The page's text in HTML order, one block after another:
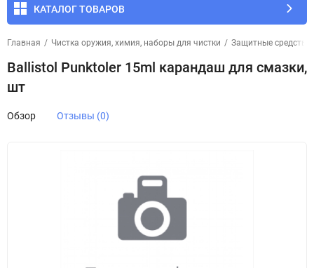
КАТАЛОГ ТОВАРОВ
Главная / Чистка оружия, химия, наборы для чистки / Защитные
Ballistol Punktoler 15ml карандаш для смазки,
шт
Обзор Отзывы (0)